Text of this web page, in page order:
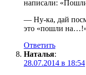
написали:
— Ну-ка, дай
это «пошли
Ответить
Наталья:
28.07.2014 в 18:54